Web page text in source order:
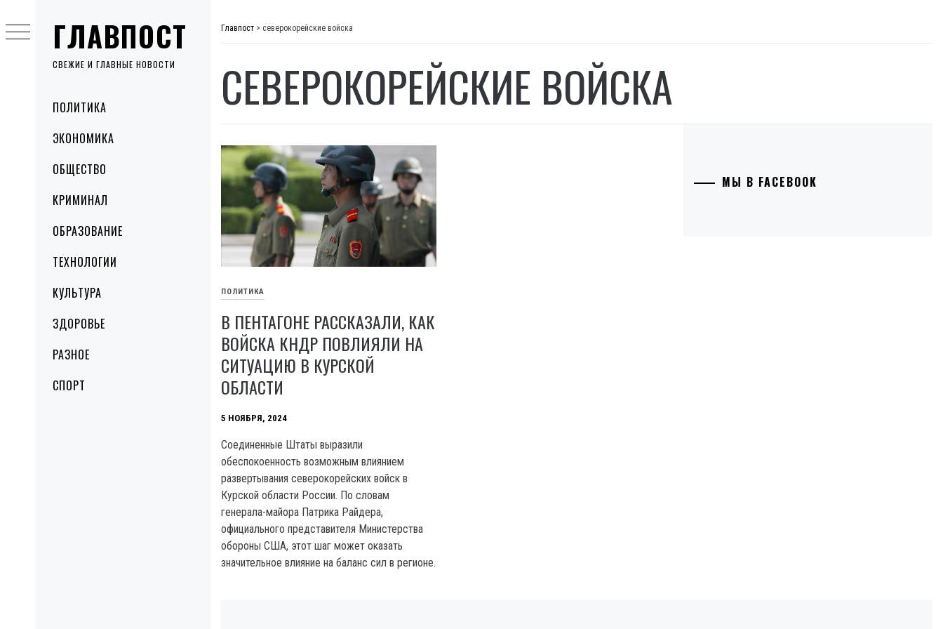
ГЛАВПОСТ
СВЕЖИЕ И ГЛАВНЫЕ НОВОСТИ
MenuПОЛИТИКА
ЭКОНОМИКА
ОБЩЕСТВО
КРИМИНАЛ
ОБРАЗОВАНИЕ
ТЕХНОЛОГИИ
КУЛЬТУРА
ЗДОРОВЬЕ
РАЗНОЕ
СПОРТ
to
content
Главпост > северокорейские войска
СЕВЕРОКОРЕЙСКИЕ ВОЙСКА
ПОЛИТИКА
В ПЕНТАГОНЕ РАССКАЗАЛИ, КАК
ВОЙСКА КНДР ПОВЛИЯЛИ НА
СИТУАЦИЮ В КУРСКОЙ
ОБЛАСТИ
5 НОЯБРЯ, 2024
Соединенные Штаты выразили
обеспокоенность возможным влиянием
развертывания северокорейских войск в
Курской области России. По словам
генерала-майора Патрика Райдера,
официального представителя Министерства
обороны США, этот шаг может оказать
значительное влияние на баланс сил в регионе.
МЫ В FACEBOOK